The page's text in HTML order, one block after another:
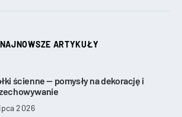
NAJNOWSZE ARTYKUŁY
ścienne — pomysły na dekorację i
2026